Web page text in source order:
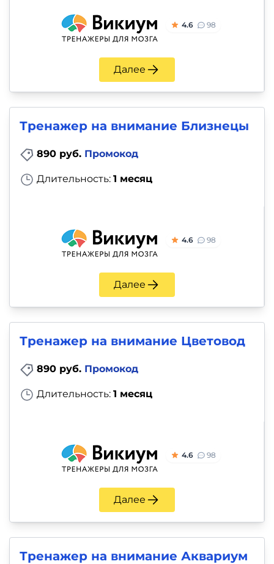
4.6 98
Далее
Тренажер на внимание Близнецы
890 руб. Промокод
Длительность: 1 месяц
4.6 98
Далее
Тренажер на внимание Цветовод
890 руб. Промокод
Длительность: 1 месяц
4.6 98
Далее
Тренажер на внимание Аквариум